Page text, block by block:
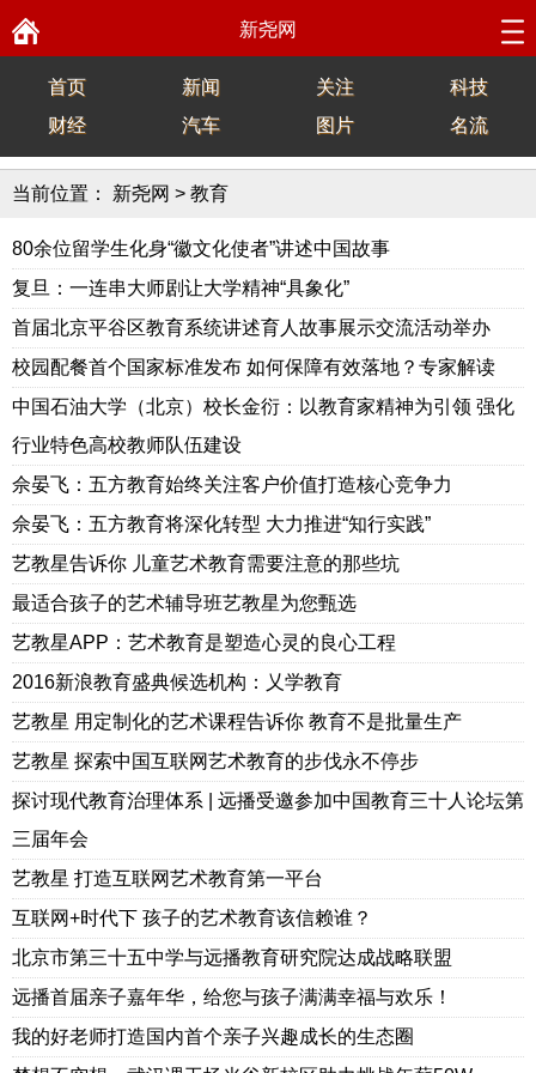
新尧网
首页 新闻 关注
科技
财经
汽车 图片 名流
当前位置： 新尧网 > 教育
80余位留学生化身“徽文化使者”讲述中国故事
复旦：一连串大师剧让大学精神“具象化”
首届北京平谷区教育系统讲述育人故事展示交流活动举办
校园配餐首个国家标准发布 如何保障有效落地？专家解读
中国石油大学（北京）校长金衍：以教育家精神为引领 强化
行业特色高校教师队伍建设
佘晏飞：五方教育始终关注客户价值打造核心竞争力
佘晏飞：五方教育将深化转型 大力推进“知行实践”
艺教星告诉你 儿童艺术教育需要注意的那些坑
最适合孩子的艺术辅导班艺教星为您甄选
艺教星APP：艺术教育是塑造心灵的良心工程
2016新浪教育盛典候选机构：乂学教育
艺教星 用定制化的艺术课程告诉你 教育不是批量生产
艺教星 探索中国互联网艺术教育的步伐永不停步
探讨现代教育治理体系 | 远播受邀参加中国教育三十人论坛第
三届年会
艺教星 打造互联网艺术教育第一平台
互联网+时代下 孩子的艺术教育该信赖谁？
北京市第三十五中学与远播教育研究院达成战略联盟
远播首届亲子嘉年华，给您与孩子满满幸福与欢乐！
我的好老师打造国内首个亲子兴趣成长的生态圈